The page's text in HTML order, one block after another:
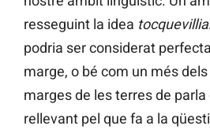
resseguint la idea
podria ser considerat
marge, o bé com un més
marges de les terres de
rellevant pel que fa a la